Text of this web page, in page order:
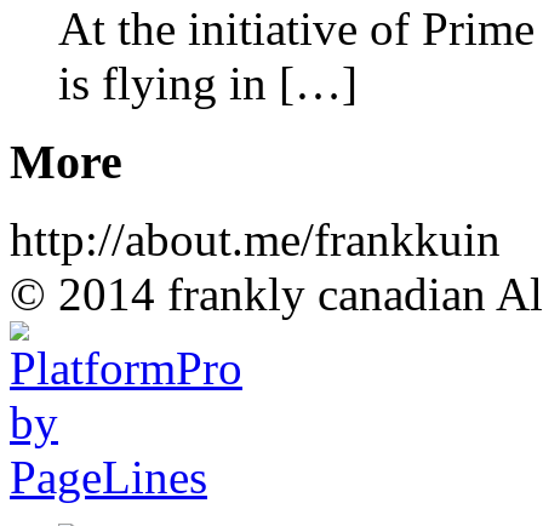
At the initiative of Prime
is flying in […]
More
http://about.me/frankkuin
© 2014 frankly canadian